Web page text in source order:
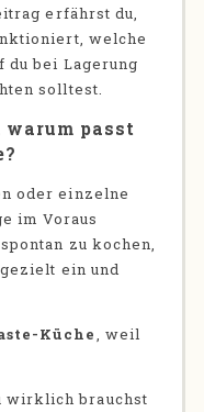
erfährst du,
welche
du bei Lagerung
solltest.
warum passt
oder einzelne
im Voraus
zu kochen,
ein und
Küche
, weil
wirklich brauchst